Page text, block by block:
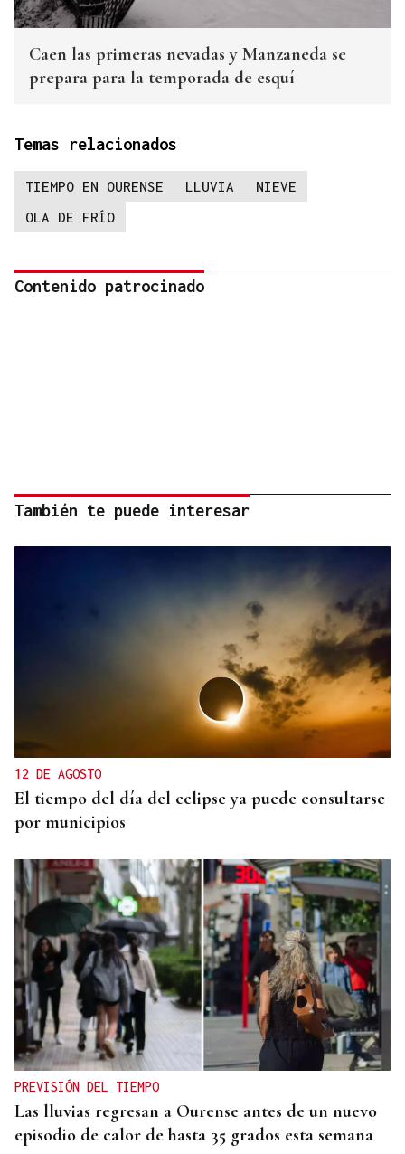
Caen las primeras nevadas y Manzaneda se
prepara para la temporada de esquí
Temas relacionados
TIEMPO EN OURENSE LLUVIA
NIEVE
OLA DE FRÍO
Contenido patrocinado
También te puede interesar
12 DE AGOSTO
El tiempo del día del eclipse ya puede consultarse
por municipios
PREVISIÓN DEL TIEMPO
Las lluvias regresan a Ourense antes de un nuevo
episodio de calor de hasta 35 grados esta semana